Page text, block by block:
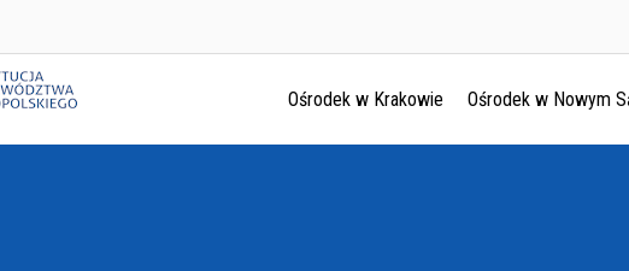
Ośrodek w Krakowie Ośrodek w Nowym
Ośrodek w Krakowie